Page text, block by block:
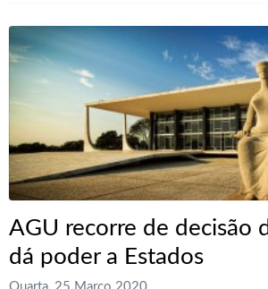
AGU recorre de decisão
dá poder a Estados